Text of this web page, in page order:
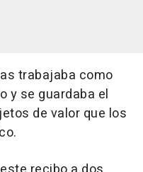
trabajaba como
y se guardaba el
de valor que los